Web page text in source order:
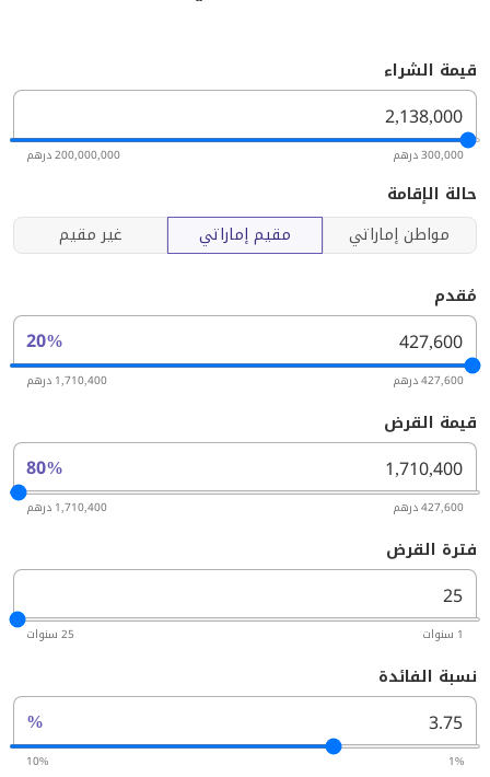
قيمة الشراء
300,000 درهم 200,000,000 درهم
حالة الإقامة
مواطن إماراتي
مقيم إماراتي غير مقيم
مُقدم
20%
427,600 درهم 1,710,400 درهم
قيمة القرض
80%
427,600 درهم 1,710,400 درهم
فترة القرض
1 سنوات 25 سنوات
نسبة الفائدة
%
1%
10%